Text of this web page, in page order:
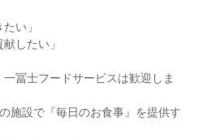
い」
したい」
冨士フードサービスは歓迎しま
施設で『毎日のお食事』を提供す